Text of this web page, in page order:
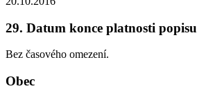
29. Datum konce platnosti popisu
Bez časového omezení.
Obec